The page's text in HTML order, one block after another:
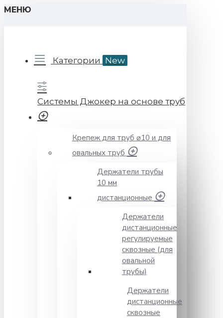
МЕНЮ
Категории New
Системы Джокер на основе труб
Крепеж для труб ⌀10 и для
овальных труб
Держатели трубы
10 мм
дистанционные
Держатели
дистанционные
регулируемые
сквозные (для
овальной
трубы)
Держатели
дистанционные
сквозные